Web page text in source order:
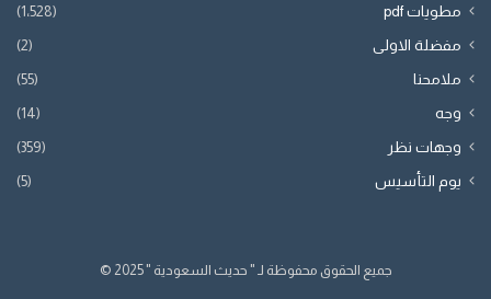
مطويات pdf (1٬528)
مفضلة الاولى (2)
ملامحنا (55)
وجه (14)
وجهات نظر (359)
يوم التأسيس (5)
جميع الحقوق محفوظة لـ " حديث السعودية " 2025 ©